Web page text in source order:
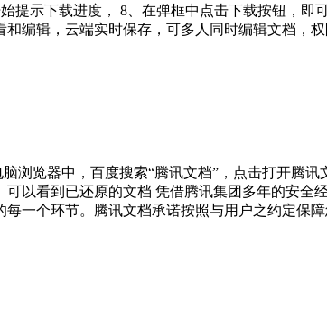
提示下载进度， 8、在弹框中点击下载按钮，
编辑，云端实时保存，可多人同时编辑文档，权
浏览器中，百度搜索“腾讯文档”，点击打开腾
可以看到已还原的文档 凭借腾讯集团多年的安
一个环节。腾讯文档承诺按照与用户之约定保